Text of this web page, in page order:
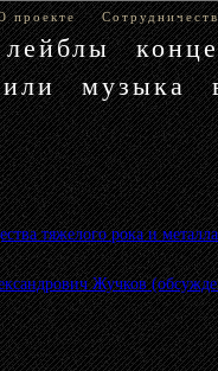
проекте
лейблы
музыка
тяжелого рока и металла
Жучков